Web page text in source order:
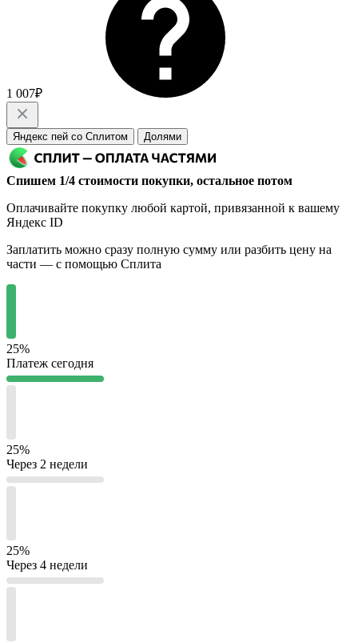
1 007₽
Яндекс пей со Сплитом Долями
Спишем 1/4 стоимости покупки, остальное потом
Оплачивайте покупку любой картой, привязанной к вашему
Яндекс ID
Заплатить можно сразу полную сумму или разбить цену на
части — с помощью Сплита
25%
Платеж сегодня
25%
Через 2 недели
25%
Через 4 недели